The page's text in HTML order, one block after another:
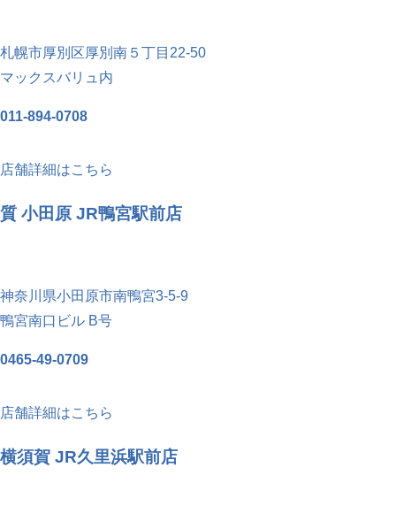
札幌市厚別区厚別南５丁目22-50
マックスバリュ内
011-894-0708
店舗詳細はこちら
質 小田原 JR鴨宮駅前店
神奈川県小田原市南鴨宮3-5-9
鴨宮南口ビル B号
0465-49-0709
店舗詳細はこちら
横須賀 JR久里浜駅前店